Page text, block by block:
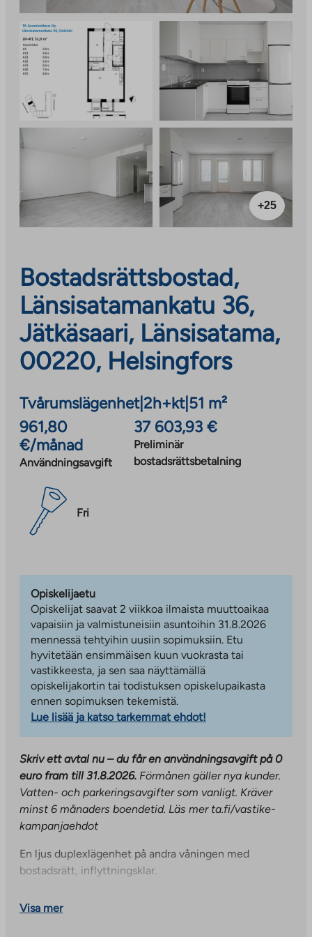
+25
Bostadsrättsbostad,
Länsisatamankatu 36,
Jätkäsaari, Länsisatama,
00220, Helsingfors
Tvårumslägenhet|2h+kt| 51 m²
961,80
€/månad
Användningsavgift
37 603,93 €
Preliminär
bostadsrättsbetalning
Fri
Opiskelijaetu
Opiskelijat saavat 2 viikkoa ilmaista muuttoaikaa
vapaisiin ja valmistuneisiin asuntoihin 31.8.2026
mennessä tehtyihin uusiin sopimuksiin. Etu
hyvitetään ensimmäisen kuun vuokrasta tai
vastikkeesta, ja sen saa näyttämällä
opiskelijakortin tai todistuksen opiskelupaikasta
ennen sopimuksen tekemistä.
Lue lisää ja katso tarkemmat ehdot!
Skriv ett avtal nu – du får en användningsavgift på 0
euro fram till 31.8.2026. Förmånen gäller nya kunder.
Vatten- och parkeringsavgifter som vanligt. Kräver
minst 6 månaders boendetid. Läs mer ta.fi/vastike-
kampanjaehdot
En ljus duplexlägenhet på andra våningen med
bostadsrätt, inflyttningsklar.
fönster i två väderstreck. Köket och vardagsrummet är
Visa mer